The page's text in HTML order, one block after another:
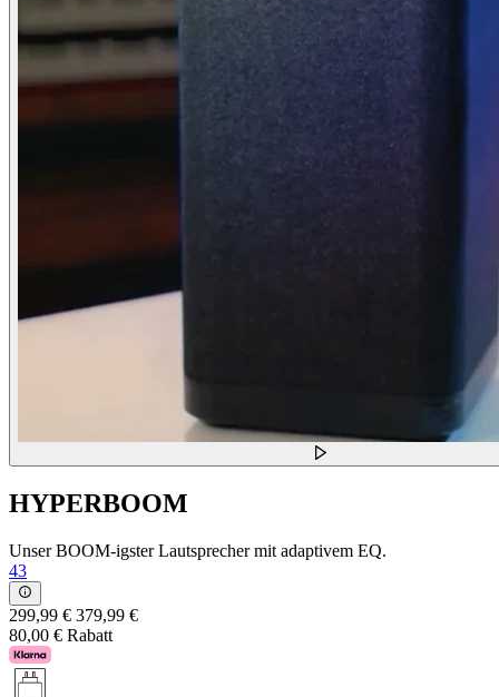
HYPERBOOM
Unser BOOM-igster Lautsprecher mit adaptivem EQ.
43
299,99 € 379,99 €
80,00 € Rabatt